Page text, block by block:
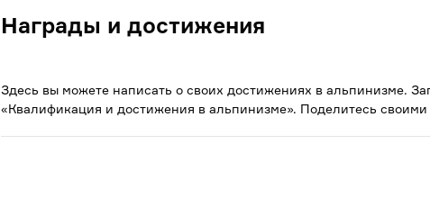
Награды и достижения
Здесь вы можете написать о своих достижениях в альпинизме.
«Квалификация и достижения в альпинизме». Поделитесь своими